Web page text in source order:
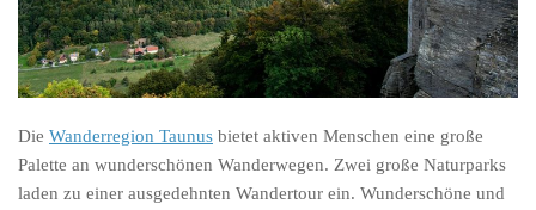
Die Wanderregion Taunus bietet aktiven Menschen eine große
Palette an wunderschönen Wanderwegen. Zwei große Naturparks
laden zu einer ausgedehnten Wandertour ein. Wunderschöne und